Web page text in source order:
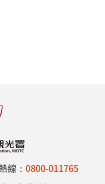
線： 0800-011765